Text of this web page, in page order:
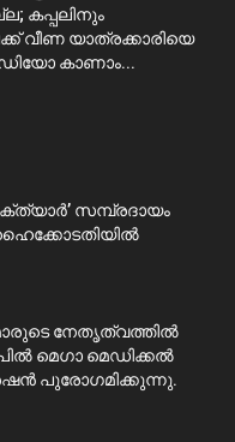
കപ്പലിനും
വീണ യാത്രക്കാരിയെ
കാണാം...
സമ്പ്രദായം
നേതൃത്വത്തിൽ
മെഗാ മെഡിക്കൽ
പുരോഗമിക്കുന്നു.